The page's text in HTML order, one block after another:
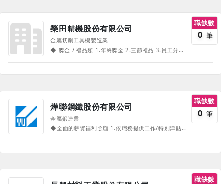
榮田精機股份有限公司
金屬切削工具機製造業
◆ 獎金 / 禮品類 1.年終獎金 2.三節禮品 3.員工分紅 ◆ 制度類 1.員工制服 2.職工福利委員會及相關婚喪禮金補助 ◆ 請 / 休假制度 1.週休二日 2.特休/年假 其餘請於親洽時面談。
職缺數
0 筆
燁聯鋼鐵股份有限公司
金屬鍛造業
◆全面的薪資福利照顧 1.依職務提供工作/特別津貼，讓你的專業獲得實質肯定。 2.每月依部門績效與個人表現發放產銷獎金，成果立見！ 3.年終與績效獎金依公司營運狀況發放，努力一定有回報。 ◆多元補助，生活更精彩 1.四節禮券不缺席（春節、端午、中秋、勞動節），節慶儀式感滿滿！ 2.各式補助一次到位：生日、旅遊、婚喪、生育、住院補助，還有子女獎學金，讓你與家人都有照顧。 3.提供員工宿舍與交通車（自費），上下班、住宿都便利。 ◆國際級訓練，成長無極限 1.【內外訓】從新人訓練、專業職能訓練到主管階層培訓養成，讓公司投資你的未來穩紮穩打，。 2.【職涯發展】義聯名人講座、專業技能課及策略課程等多元進修資源，成就更好的你。 3.【在職發展】鼓勵員工攻讀在職學士／碩士專班，提供學分費與學雜費補助，提升個人競爭力！ ◆集團資源，生活全方位支援 醫療資源｜義大醫療體系一路守護 1.定期安排至集團醫院健檢，異常狀況追蹤管理不馬虎。 2.員工與眷屬皆享有醫療優惠，且尚提供醫師駐廠提供即時醫療諮詢。
職缺數
0 筆
職缺數